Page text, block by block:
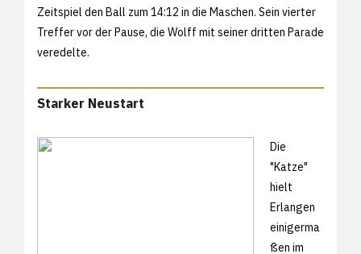
Zeitspiel den Ball zum 14:12 in die Maschen. Sein vierter
Treffer vor der Pause, die Wolff mit seiner dritten Parade
veredelte.
Starker Neustart
Die
"Katze"
hielt
Erlangen
einigerma
ßen im